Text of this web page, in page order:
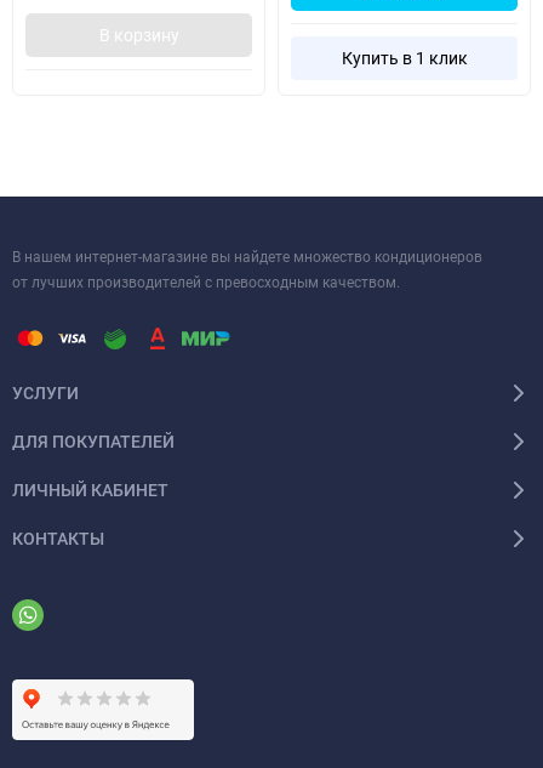
В корзину
Купить в 1 клик
В нашем интернет-магазине вы найдете множество кондиционеров
от лучших производителей с превосходным качеством.
УСЛУГИ
ДЛЯ ПОКУПАТЕЛЕЙ
ЛИЧНЫЙ КАБИНЕТ
КОНТАКТЫ